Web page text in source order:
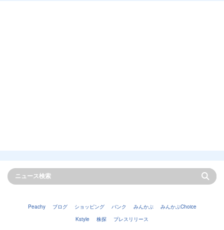
Peachy ブログ ショッピング バンク みんかぶ
みんかぶChoice
Kstyle
株探 プレスリリース